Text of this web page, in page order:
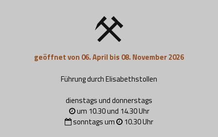
geöffnet von 06. April bis 08. November 2026
Führung durch Elisabethstollen
dienstags und donnerstags
um 10.30 und 14.30 Uhr
sonntags um
10.30 Uhr